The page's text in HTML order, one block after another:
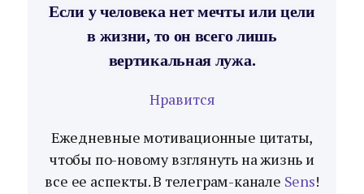
Если у человека нет мечты или цели
в жизни, то он всего лишь
вертикальная лужа.
Нравится
Ежедневные мотивационные цитаты,
чтобы по-новому взглянуть на жизнь и
все ее аспекты. В телеграм-канале Sens!